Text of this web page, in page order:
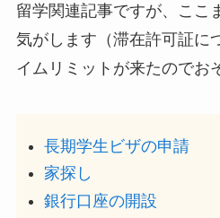
留学関連記事ですが、ここ
気がします（滞在許可証に
イムリミットが来たのでお
長期学生ビザの申請
家探し
銀行口座の開設